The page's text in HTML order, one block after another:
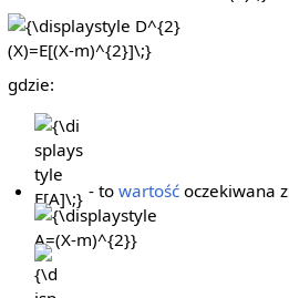
{\displaystyle
D^{2}
(X)=E[(X-
m)^{2}]\;}
gdzie:
{\displaystyle
E[A]\;}
- to wartośćoczekiwana
{\displaystyle
m\;}